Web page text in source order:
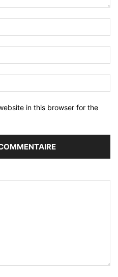
in this browser for the